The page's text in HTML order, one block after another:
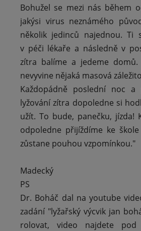
Bohužel se mezi nás během
jakýsi virus neznámého
několik jedinců najednou. Ti
v péči lékaře a následně v
zítra balíme a jedeme
nevyvine nějaká masová
Každopádně poslední noc a
lyžování zítra dopoledne si
užít. To bude, panečku, jízda!
odpoledne přijíždíme ke
zůstane pouhou vzpomínkou."
Ing.
Madecký
PS
Dr. Boháč dal na youtube
zadání "lyžařský výcvik jan
rolovat, video najdete